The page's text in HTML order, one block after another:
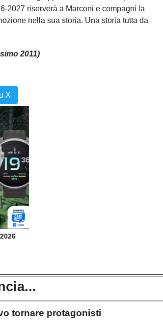
2027 riserverà a Marconi e compagni la
nella sua storia. Una storia tutta da
2011)
X
tornare protagonisti